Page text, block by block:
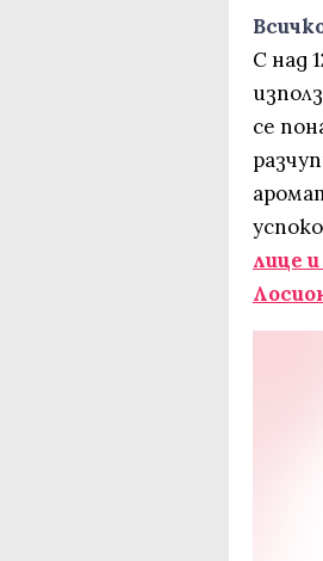
С над
се
лице